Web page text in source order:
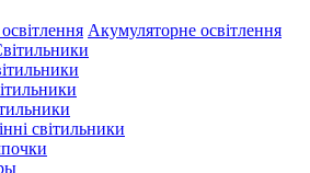
Акумуляторне освітлення
світильники